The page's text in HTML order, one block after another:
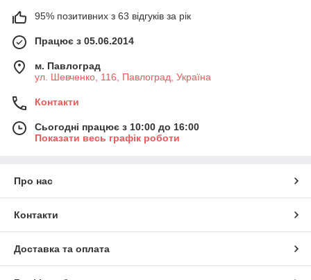
95% позитивних з 63 відгуків за рік
Працює з 05.06.2014
м. Павлоград
ул. Шевченко, 116, Павлоград, Україна
Контакти
Сьогодні працює з 10:00 до 16:00
Показати весь графік роботи
Про нас
Контакти
Доставка та оплата